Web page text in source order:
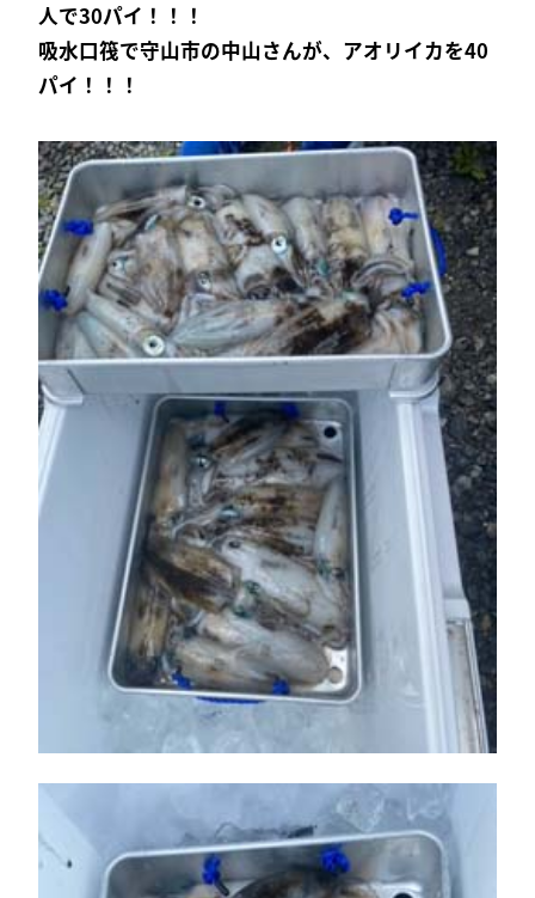
人で30パイ！！！
吸水口筏で守山市の中山さんが、アオリイカを40
パイ！！！